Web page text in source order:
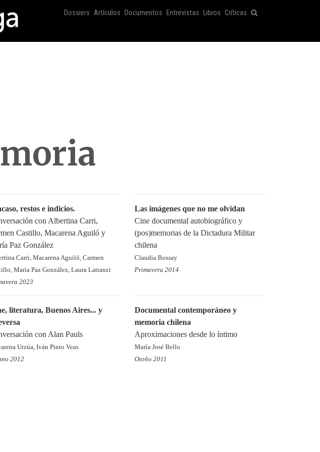
Dossiers Artículos Documentos Entrevistas Libros Críticas
restos e indicios.
con Albertina Carri,
Castillo, Macarena Aguiló y
Paz González
Carri, Macarena Aguiló, Carmen
María Paz González, Laura Lattanzi
2023
Las imágenes que no me olvidan
Cine documental autobiográfico y
(pos)memorias de la Dictadura Militar
chilena
Claudia Bossay
Primavera 2014
literatura, Buenos Aires... y
con Alan Pauls
Urzúa, Iván Pinto Veas
2012
Documental contemporáneo y
memoria chilena
Aproximaciones desde lo íntimo
María José Bello
Otoño 2011